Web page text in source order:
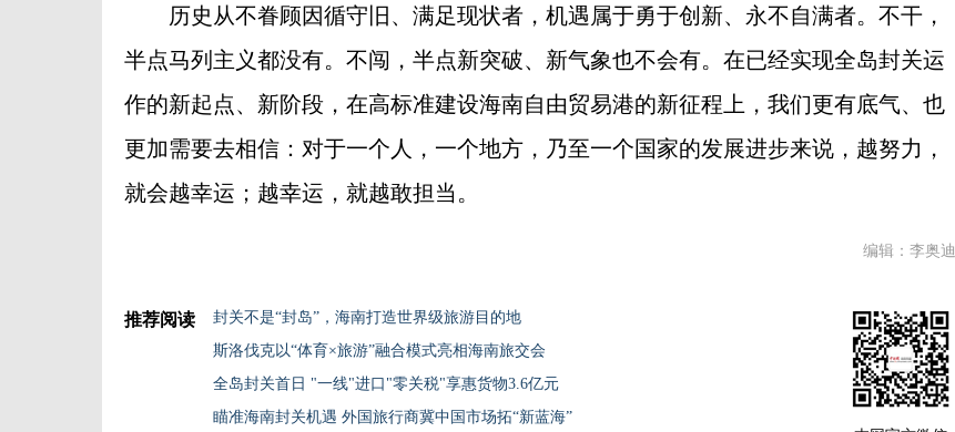
历史从不眷顾因循守旧、满足现状者，机遇属于勇于创新、永不自满者。不干，
半点马列主义都没有。不闯，半点新突破、新气象也不会有。在已经实现全岛封关运
作的新起点、新阶段，在高标准建设海南自由贸易港的新征程上，我们更有底气、也
更加需要去相信：对于一个人，一个地方，乃至一个国家的发展进步来说，越努力，
就会越幸运；越幸运，就越敢担当。
编辑：李奥迪
推荐阅读
封关不是“封岛”，海南打造世界级旅游目的地
斯洛伐克以“体育×旅游”融合模式亮相海南旅交会
全岛封关首日 "一线"进口"零关税"享惠货物3.6亿元
瞄准海南封关机遇 外国旅行商冀中国市场拓“新蓝海”